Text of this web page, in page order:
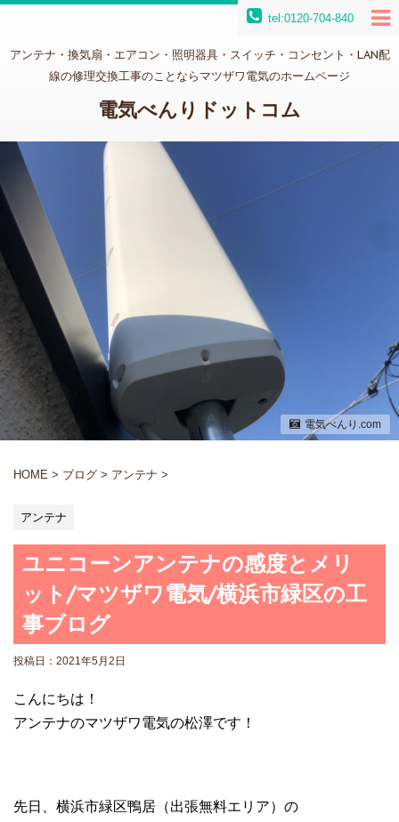
tel:0120-704-840
アンテナ・換気扇・エアコン・照明器具・スイッチ・コンセント・LAN配
線の修理交換工事のことならマツザワ電気のホームページ
電気べんりドットコム
電気べんり.com
HOME > ブログ > アンテナ >
アンテナ
ユニコーンアンテナの感度とメリ
ット/マツザワ電気/横浜市緑区の工
事ブログ
投稿日： 2021年5月2日
こんにちは！
アンテナのマツザワ電気の松澤です！
先日、横浜市緑区鴨居（出張無料エリア）の